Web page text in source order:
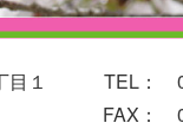
丁目１ TEL：
088-